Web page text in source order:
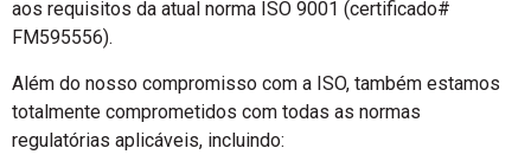
aos requisitos da atual norma ISO 9001 (certificado#
FM595556).
Além do nosso compromisso com a ISO, também estamos
totalmente comprometidos com todas as normas
regulatórias aplicáveis, incluindo: